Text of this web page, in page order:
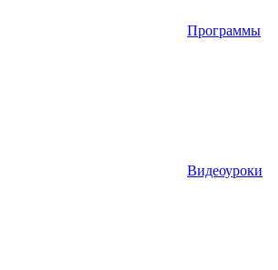
Программы
Видеоуроки